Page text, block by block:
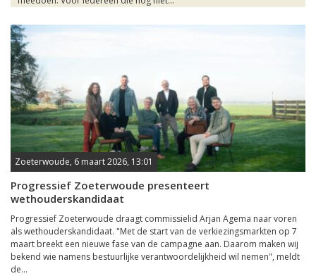
Zoeterwoude, 6 maart 2026, 13:01
Progressief Zoeterwoude presenteert
wethouderskandidaat
Progressief Zoeterwoude draagt commissielid Arjan Agema naar voren
als wethouderskandidaat. "Met de start van de verkiezingsmarkten op 7
maart breekt een nieuwe fase van de campagne aan. Daarom maken wij
bekend wie namens bestuurlijke verantwoordelijkheid wil nemen", meldt
de...